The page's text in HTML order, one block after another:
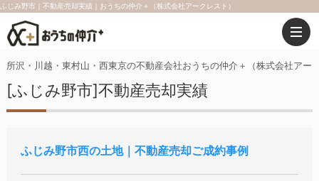
ふじみ野市｜不動産売却実績｜おうちの仲介＋（株式会社アークレスト）
所沢・川越・東村山・西東京の不動産会社おうちの仲介＋（株式会社アー
[ふじみ野市]不動産売却実績
ふじみ野市西の土地｜不動産売却ご成約事例